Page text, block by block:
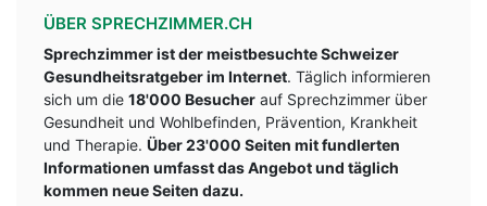
ÜBER SPRECHZIMMER.CH
Sprechzimmer ist der meistbesuchte Schweizer
Gesundheitsratgeber im Internet. Täglich informieren
sich um die 18'000 Besucher auf Sprechzimmer über
Gesundheit und Wohlbefinden, Prävention, Krankheit
und Therapie. Über 23'000 Seiten mit fundlerten
Informationen umfasst das Angebot und täglich
kommen neue Seiten dazu.